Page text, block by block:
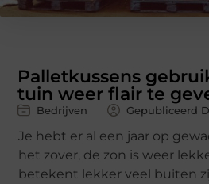
Palletkussens
tuin weer flair te
Bedrijven Gepubliceerd
Je hebt er al een jaar op
het zover, de zon is weer
betekent lekker veel buiten